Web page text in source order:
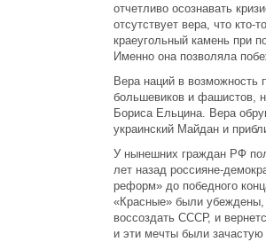
отчетливо осознавать
отсутствует вера, что
краеугольный камень при
Именно она позволяла
Вера наций в возможность
большевиков и фашистов,
Бориса Ельцина. Вера
украинский Майдан и
У нынешних граждан РФ
лет назад россияне-
реформ» до победного
«Красные» были убеждены,
воссоздать СССР, и
и эти мечты были